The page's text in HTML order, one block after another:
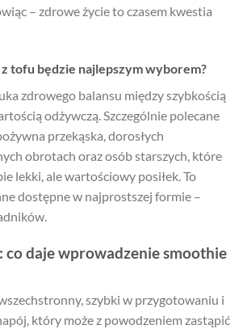
– zdrowe życie to czasem kwestia
tofu będzie najlepszym wyborem?
zdrowego balansu między szybkością
odżywczą. Szczególnie polecane
przekąska, dorosłych
obrotach oraz osób starszych, które
lekki, ale wartościowy posiłek. To
dostępne w najprostszej formie –
co daje wprowadzenie smoothie
szybki w przygotowaniu i
który może z powodzeniem zastąpić